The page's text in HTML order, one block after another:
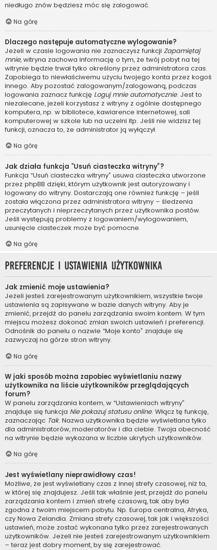
niedługo znów będziesz móc się zalogować.
Na górę
Dlaczego następuje automatyczne wylogowanie?
Jeżeli w czasie logowania nie zaznaczysz funkcji Zapamiętaj
mnie, witryna zachowa informację o tym, że twój pobyt na tej
witrynie będzie trwał tylko określony przez administratora czas.
Zapobiega to niewłaściwemu użyciu twojego konta przez kogoś
innego. Aby pozostać zalogowanym/zalogowaną, podczas
logowania zaznacz funkcję Loguj mnie automatycznie. Jest to
niezalecane, jeżeli korzystasz z witryny z ogólnie dostępnego
komputera, np. w bibliotece, kawiarence internetowej, sali
komputerowej w szkole lub na uczelni itp. Jeśli nie widzisz tej
funkcji, oznacza to, że administrator ją wyłączył.
Na górę
Jak działa funkcja “Usuń ciasteczka witryny”?
Funkcja “Usuń ciasteczka witryny” usuwa ciasteczka utworzone
przez phpBB dzięki, którym użytkownik jest autoryzowany i
logowany do witryny. Dostarczają one również funkcję – jeśli
została włączona przez administratora witryny – śledzenia
przeczytanych i nieprzeczytanych przez użytkownika postów.
Jeśli występują problemy z logowaniem/wylogowaniem,
usunięcie ciasteczek może być pomocne.
Na górę
Preferencje i ustawienia użytkownika
Jak zmienić moje ustawienia?
Jeżeli jesteś zarejestrowanym użytkownikiem, wszystkie twoje
ustawienia są zapisywane w bazie danych witryny. Aby je
zmienić, przejdź do panelu zarządzania swoim kontem. W tym
miejscu możesz dokonać zmian swoich ustawień i preferencji.
Odnośnik do panelu o nazwie “Moje konto” znajduje się
zazwyczaj na górze stron witryny.
Na górę
W jaki sposób można zapobiec wyświetlaniu nazwy
użytkownika na liście użytkowników przeglądających
forum?
W panelu zarządzania kontem, w “Ustawieniach witryny”
znajduje się funkcja Nie pokazuj statusu online. Włącz tę funkcję,
zaznaczając Tak. Nazwa użytkownika będzie wyświetlana tylko
dla administratorów, moderatorów i dla ciebie. Twoja obecność
na witrynie będzie wykazana w liczbie ukrytych użytkowników.
Na górę
Jest wyświetlany nieprawidłowy czas!
Możliwe, że jest wyświetlany czas z innej strefy czasowej, niż ta,
w której się znajdujesz. Jeśli tak właśnie jest, przejdź do panelu
zarządzania kontem i zmień strefę czasową, tak aby była
zgodna z twoim miejscem pobytu. Np. Europa centralna, Afryka,
czy Nowa Zelandia. Zmiana strefy czasowej, tak jak i większości
ustawień, może zostać wykonana tylko przez zarejestrowanych
użytkowników. Jeżeli nie jesteś zarejestrowanym użytkownikiem
– teraz jest dobry moment, by się zarejestrować.